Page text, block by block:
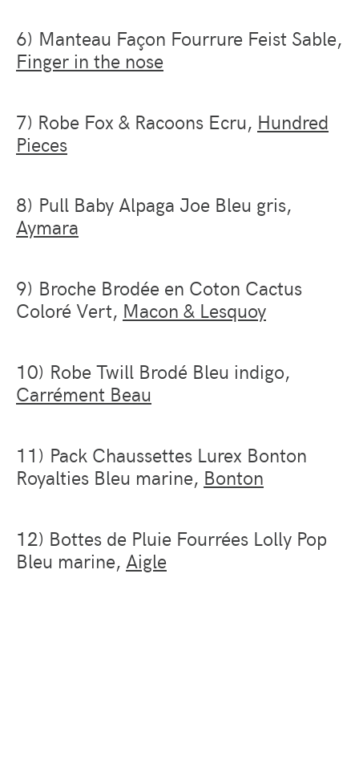
6) Manteau Façon Fourrure Feist Sable,
Finger in the nose
7) Robe Fox & Racoons Ecru, Hundred
Pieces
8) Pull Baby Alpaga Joe Bleu gris,
Aymara
9) Broche Brodée en Coton Cactus
Coloré Vert, Macon & Lesquoy
10) Robe Twill Brodé Bleu indigo,
Carrément Beau
11) Pack Chaussettes Lurex Bonton
Royalties Bleu marine, Bonton
12) Bottes de Pluie Fourrées Lolly Pop
Bleu marine, Aigle